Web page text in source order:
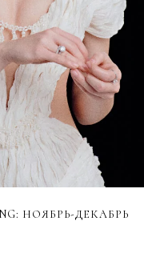
НОЯБРЬ-ДЕКАБРЬ